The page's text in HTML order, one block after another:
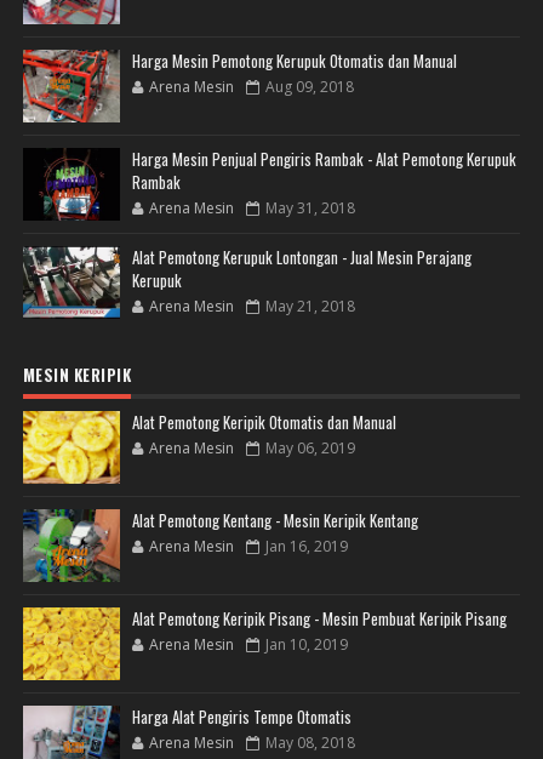
Harga Mesin Pemotong Kerupuk Otomatis dan Manual
Arena Mesin Aug 09, 2018
Harga Mesin Penjual Pengiris Rambak - Alat Pemotong Kerupuk
Rambak
Arena Mesin May 31, 2018
Alat Pemotong Kerupuk Lontongan - Jual Mesin Perajang
Kerupuk
Arena Mesin May 21, 2018
MESIN KERIPIK
Alat Pemotong Keripik Otomatis dan Manual
Arena Mesin May 06, 2019
Alat Pemotong Kentang - Mesin Keripik Kentang
Arena Mesin Jan 16, 2019
Alat Pemotong Keripik Pisang - Mesin Pembuat Keripik Pisang
Arena Mesin Jan 10, 2019
Harga Alat Pengiris Tempe Otomatis
Arena Mesin May 08, 2018